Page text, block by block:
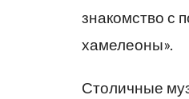
знакомство с
хамелеоны».
Столичные